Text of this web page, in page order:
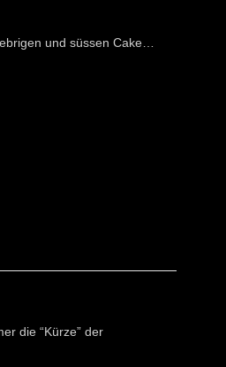
und süssen Cake…
die “Kürze” der